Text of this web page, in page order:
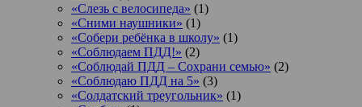
«Слезь с велосипеда» (1)
«Сними наушники» (1)
«Собери ребёнка в школу» (1)
«Соблюдаем ПДД!» (2)
«Соблюдай ПДД – Сохрани семью» (2)
«Соблюдаю ПДД на 5» (3)
«Солдатский треугольник» (1)